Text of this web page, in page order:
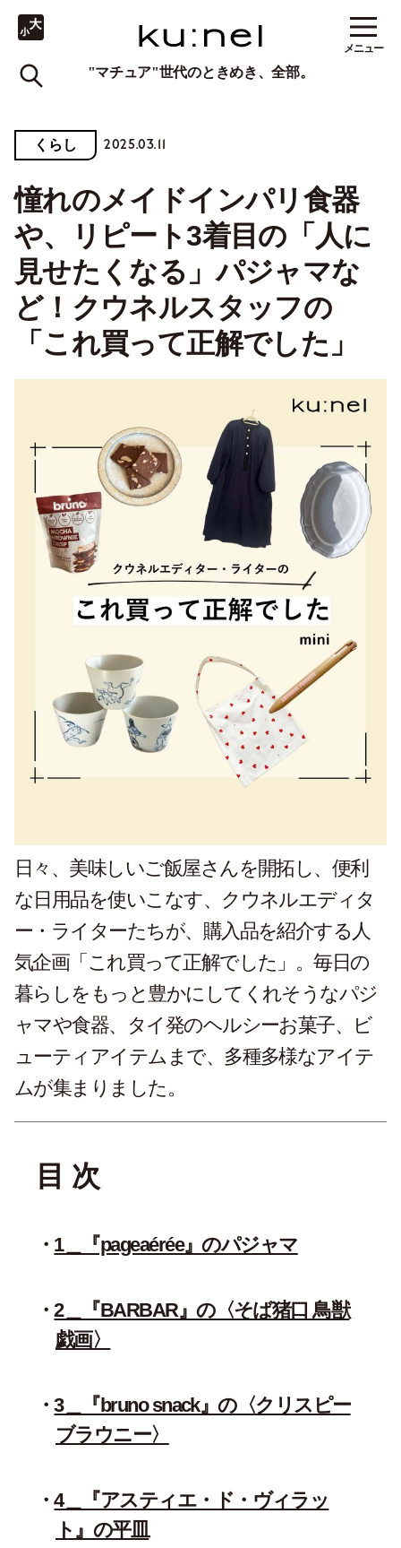
"マチュア"世代のときめき、全部。
メニュー
くらし 2025.03.11
憧れのメイドインパリ食器
や、リピート3着目の「人に
見せたくなる」パジャマな
ど！クウネルスタッフの
「これ買って正解でした」
日々、美味しいご飯屋さんを開拓し、便利
な日用品を使いこなす、クウネルエディタ
ー・ライターたちが、購入品を紹介する人
気企画「これ買って正解でした」。毎日の
暮らしをもっと豊かにしてくれそうなパジ
ャマや食器、タイ発のヘルシーお菓子、ビ
ューティアイテムまで、多種多様なアイテ
ムが集まりました。
目 次
1＿『pageaérée』のパジャマ
2＿『BARBAR』の〈そば猪口 鳥獣
戯画〉
3＿『bruno snack』の〈クリスピー
ブラウニー〉
4＿『アスティエ・ド・ヴィラッ
ト』の平皿